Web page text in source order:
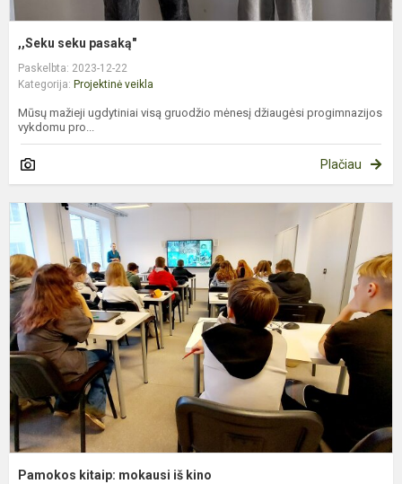
,,Seku seku pasaką"
Paskelbta: 2023-12-22
Kategorija: Projektinė veikla
Mūsų mažieji ugdytiniai visą gruodžio mėnesį džiaugėsi progimnazijos
vykdomu pro...
Plačiau
Pamokos kitaip: mokausi iš kino